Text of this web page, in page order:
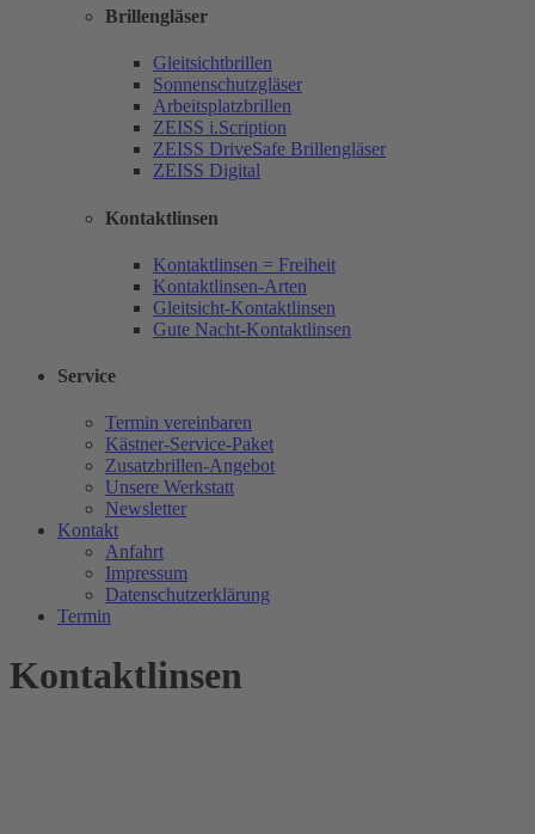
Brillengläser
Gleitsichtbrillen
Sonnenschutzgläser
Arbeitsplatzbrillen
ZEISS i.Scription
ZEISS DriveSafe Brillengläser
ZEISS Digital
Kontaktlinsen
Kontaktlinsen = Freiheit
Kontaktlinsen-Arten
Gleitsicht-Kontaktlinsen
Gute Nacht-Kontaktlinsen
Service
Termin vereinbaren
Kästner-Service-Paket
Zusatzbrillen-Angebot
Unsere Werkstatt
Newsletter
Kontakt
Anfahrt
Impressum
Datenschutzerklärung
Termin
Kontaktlinsen